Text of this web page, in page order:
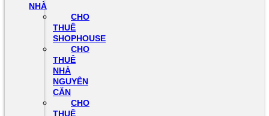
NHÀ
CHO
THUÊ
SHOPHOUSE
CHO
THUÊ
NHÀ
NGUYÊN
CĂN
CHO
THUÊ